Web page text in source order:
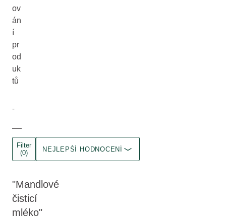
ov
án
í
pr
od
uk
tů
-
Filter
(0)
NEJLEPŠÍ HODNOCENÍ
Mandlové
čisticí
mléko